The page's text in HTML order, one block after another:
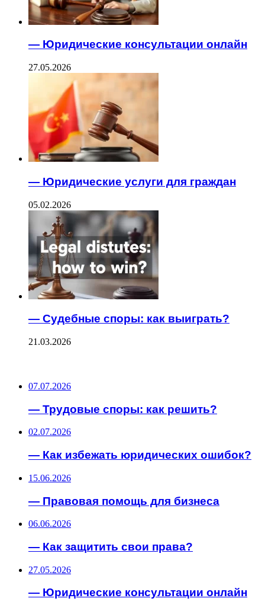
— Юридические консультации онлайн
27.05.2026
— Юридические услуги для граждан
05.02.2026
— Судебные споры: как выиграть?
21.03.2026
07.07.2026
— Трудовые споры: как решить?
02.07.2026
— Как избежать юридических ошибок?
15.06.2026
— Правовая помощь для бизнеса
06.06.2026
— Как защитить свои права?
27.05.2026
— Юридические консультации онлайн